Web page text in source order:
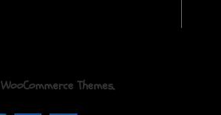
WooCommerce Themes.